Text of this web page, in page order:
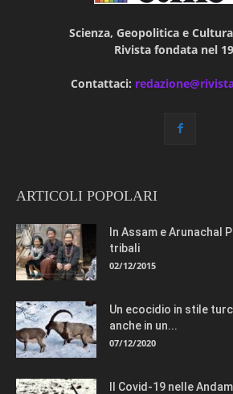
Scienza, Geopolitica e
Rivista fondata nel
Contattaci:
ARTICOLI POPOLARI
In Assam e Arunachal
tribali
02/12/2015
Un ecocidio in stile
anche in un...
07/12/2020
Il Covid-19 nelle